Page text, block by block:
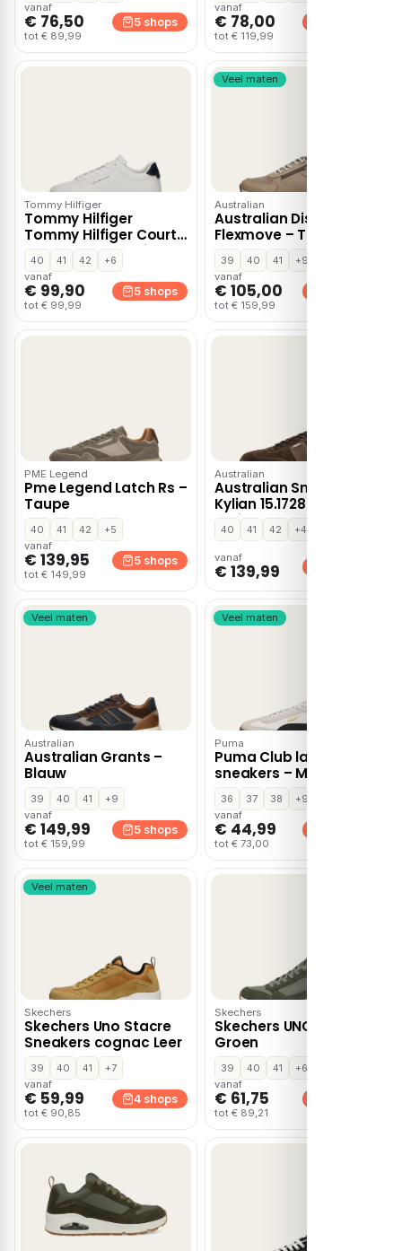
vanaf
€ 76,50
tot € 89,99
5 shops
vanaf
€ 78,00
tot € 119,99
Tommy Hilfiger
Tommy Hilfiger
Tommy Hilfiger Court
Core Sneakers wit Leer
40 41 42
+6
vanaf
€ 99,90
tot € 99,99
5 shops
Veel maten
Australian
Australian Discover
Flexmove – Taupe
39 40 41
+9
vanaf
€ 105,00
tot € 159,99
PME Legend
Pme Legend Latch Rs –
Taupe
40 41 42
+5
vanaf
€ 139,95
tot € 149,99
5 shops
Australian
Australian Sneakers
Kylian 15.1728.01-D47
Bruin
40 41 42 +4
vanaf
€ 139,99
Veel maten
Australian
Australian Grants –
Blauw
39 40 41
+9
vanaf
€ 149,99
tot € 159,99
5 shops
Veel maten
Puma
Puma Club lage
sneakers – Multi
36 37 38
+9
vanaf
€ 44,99
tot € 73,00
Veel maten
Skechers
Skechers Uno Stacre
Sneakers cognac Leer
39 40 41
+7
vanaf
€ 59,99
tot € 90,85
4 shops
Skechers
Skechers UNO Stacre
Groen
39 40 41
+6
vanaf
€ 61,75
tot € 89,21